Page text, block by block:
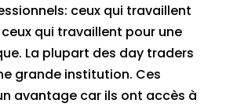
ceux qui travaillent
qui travaillent pour une
La plupart des day traders
grande institution. Ces
avantage car ils ont accès à